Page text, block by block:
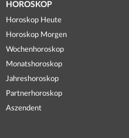
HOROSKOP
Horoskop Heute
Horoskop Morgen
Wochenhoroskop
Monatshoroskop
Jahreshoroskop
Partnerhoroskop
Aszendent